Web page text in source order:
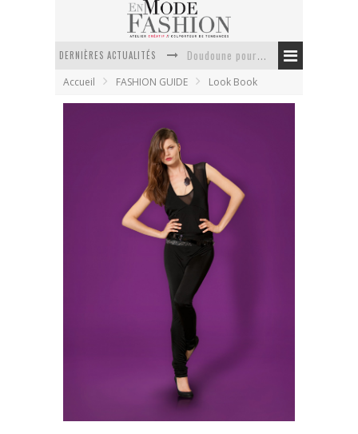
DERNIÈRES ACTUALITÉS
Doudoune pour femme : choisir la pièce idéale entre style, chaleur et durabilité
La trousse de toilette : l’accessoire indispensable de voyage
Accueil FASHION GUIDE Look Book
Diesel collection automne-hiver 2010/2011
19 août 2010
2 Commentaires